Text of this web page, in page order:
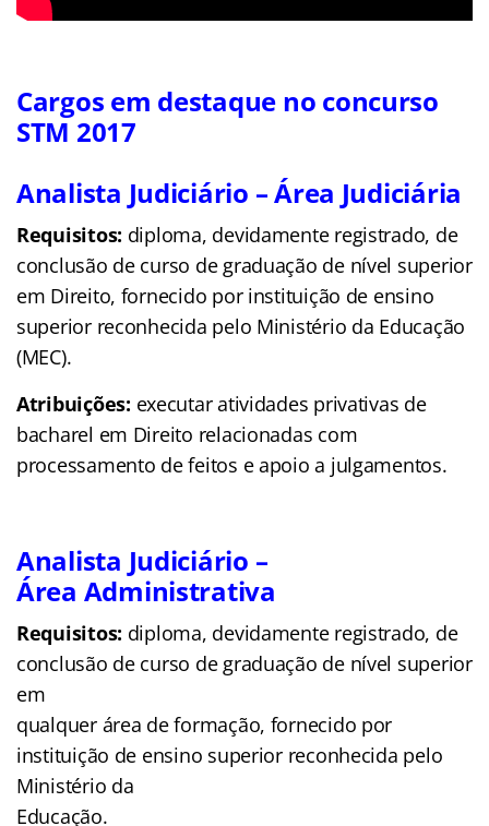
Cargos em destaque no concurso
STM 2017
Analista Judiciário – Área Judiciária
Requisitos: diploma, devidamente registrado, de
conclusão de curso de graduação de nível superior
em Direito, fornecido por instituição de ensino
superior reconhecida pelo Ministério da Educação
(MEC).
Atribuições: executar atividades privativas de
bacharel em Direito relacionadas com
processamento de feitos e apoio a julgamentos.
Analista Judiciário –
Área Administrativa
Requisitos: diploma, devidamente registrado, de
conclusão de curso de graduação de nível superior
em
qualquer área de formação, fornecido por
instituição de ensino superior reconhecida pelo
Ministério da
Educação.